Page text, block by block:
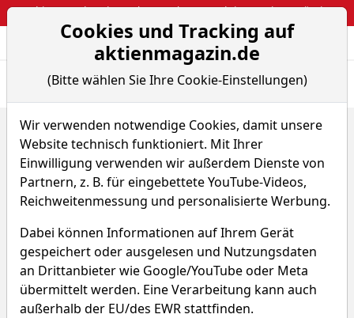
Webinar: So kassierst du trotzdem attraktive Optionsprämien
Aktien- und
Home Aktien
SIIC Environment Holdings Ltd
Renditedreieck
SIIC Environment Holdings
Aktie
Watchlist A9W1 WKN A140KC
Cookies und Tracking auf
aktienmagazin.de
(Bitte wählen Sie Ihre Cookie-Einstellungen)
Wir verwenden notwendige Cookies, damit unsere
Website technisch funktioniert. Mit Ihrer
Einwilligung verwenden wir außerdem Dienste von
Partnern, z. B. für eingebettete YouTube-Videos,
Reichweitenmessung und personalisierte Werbung.
Dabei können Informationen auf Ihrem Gerät
gespeichert oder ausgelesen und Nutzungsdaten
an Drittanbieter wie Google/YouTube oder Meta
übermittelt werden. Eine Verarbeitung kann auch
außerhalb der EU/des EWR stattfinden.